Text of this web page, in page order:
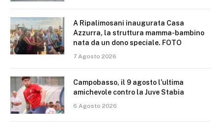
A Ripalimosani inaugurata Casa
Azzurra, la struttura mamma-bambino
nata da un dono speciale. FOTO
7 Agosto 2026
Campobasso, il 9 agosto l’ultima
amichevole contro la Juve Stabia
6 Agosto 2026